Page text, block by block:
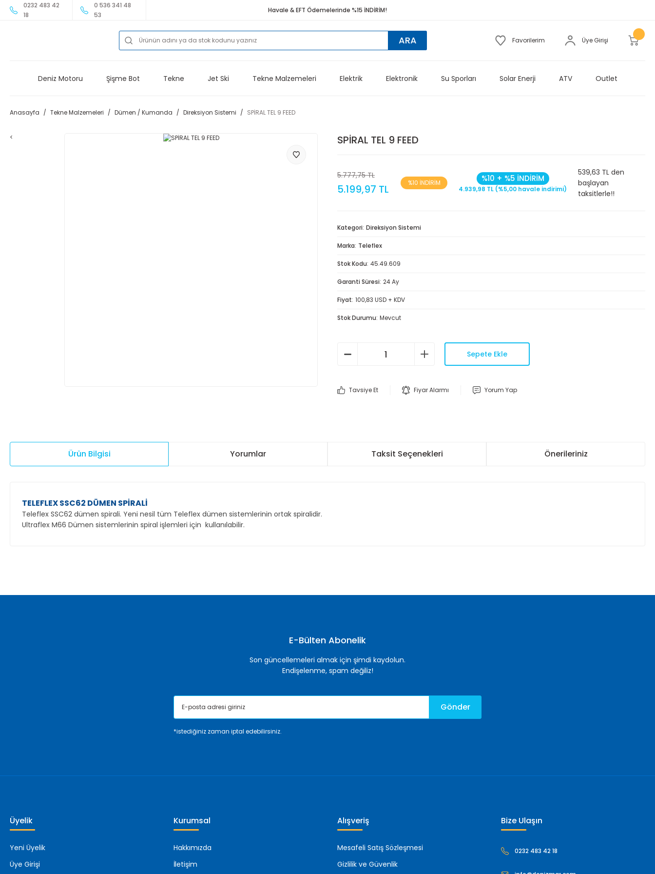
0232 483 42
18
0 536 341 48
53
Havale & EFT Ödemelerinde %15 İNDİRİM!
ARA Favorilerim Üye Girişi
Deniz Motoru Şişme Bot Tekne Jet Ski Tekne Malzemeleri Elektrik Elektronik Su Sporları Solar Enerji ATV Outlet
Anasayfa Tekne Malzemeleri Dümen / Kumanda Direksiyon Sistemi SPİRAL TEL 9 FEED
< SPİRAL TEL 9 FEED
5.777,75 TL
5.199,97 TL %10 İNDİRİM %10 + %5 İNDİRİM
4.939,98 TL (%5,00 havale indirimi)
539,63 TL den
başlayan
taksitlerle!!
Kategori Direksiyon Sistemi
Marka Teleflex
Stok Kodu 45.49.609
Garanti Süresi 24 Ay
Fiyat 100,83 USD + KDV
Stok Durumu Mevcut
Sepete Ekle
Tavsiye Et Fiyar Alarmı Yorum Yap
Ürün Bilgisi Yorumlar Taksit Seçenekleri Önerileriniz
TELEFLEX SSC62 DÜMEN SPİRALİ
Teleflex SSC62 dümen spirali. Yeni nesil tüm Teleflex dümen sistemlerinin ortak spiralidir.
Ultraflex M66 Dümen sistemlerinin spiral işlemleri için kullanılabilir.
E-Bülten Abonelik
Son güncellemeleri almak için şimdi kaydolun.
Endişelenme, spam değiliz!
Gönder
*istediğiniz zaman iptal edebilirsiniz.
Üyelik
Yeni Üyelik
Üye Girişi
Kurumsal
Hakkımızda
İletişim
Alışveriş
Mesafeli Satış Sözleşmesi
Gizlilik ve Güvenlik
Bize Ulaşın
0232 483 42 18